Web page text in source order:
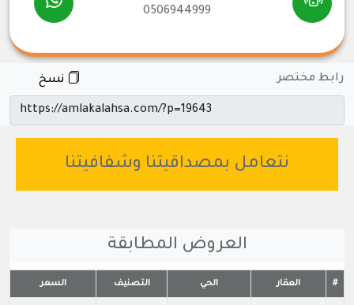
0506944999
رابط مختصر
نتعامل بمصداقيتنا وشفافيتنا
العروض المطابقة
# العقار الحي التصنيف السعر